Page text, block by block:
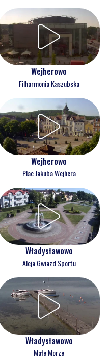
Wejherowo
Filharmonia Kaszubska
Wejherowo
Plac Jakuba Wejhera
Władysławowo
Aleja Gwiazd Sportu
Władysławowo
Małe Morze